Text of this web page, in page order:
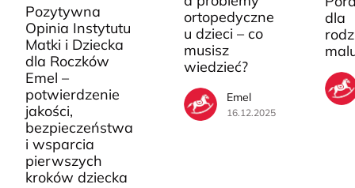
Pozytywna
Opinia Instytutu
Matki i Dziecka
dla Roczków
Emel –
potwierdzenie
jakości,
bezpieczeństwa
i wsparcia
pierwszych
kroków dziecka
ortopedyczne
u dzieci – co
musisz
wiedzieć?
Emel
16.12.2025
dla